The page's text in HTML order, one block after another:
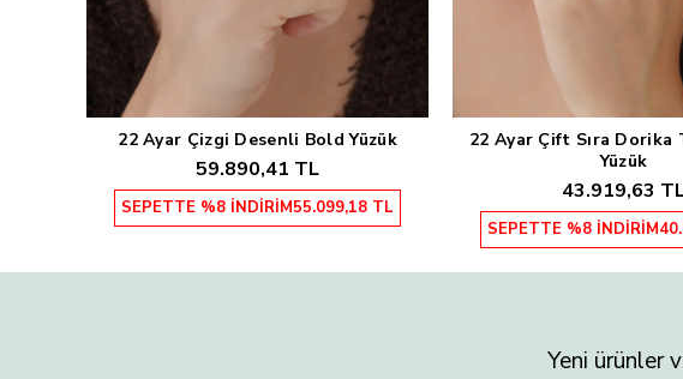
Sepete Ekle
22 Ayar Çizgi Desenli Bold Yüzük
59.890,41 TL
SEPETTE %8 İNDİRİM55.099,18 TL
Sepete
22 Ayar Çift Sıra Dorika
Yüzük
43.919,63
SEPETTE %8 İNDİRİM
Yeni ürünler